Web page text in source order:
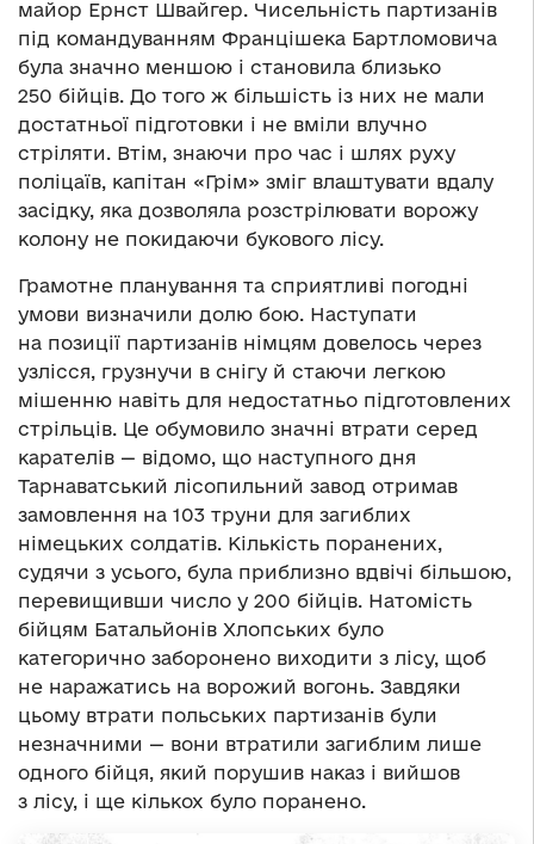
майор Ернст Швайгер. Чисельність партизанів
під командуванням Францішека Бартломовича
була значно меншою і становила близько
250 бійців. До того ж більшість із них не мали
достатньої підготовки і не вміли влучно
стріляти. Втім, знаючи про час і шлях руху
поліцаїв, капітан «Грім» зміг влаштувати вдалу
засідку, яка дозволяла розстрілювати ворожу
колону не покидаючи букового лісу.
Грамотне планування та сприятливі погодні
умови визначили долю бою. Наступати
на позиції партизанів німцям довелось через
узлісся, грузнучи в снігу й стаючи легкою
мішенню навіть для недостатньо підготовлених
стрільців. Це обумовило значні втрати серед
карателів — відомо, що наступного дня
Тарнаватський лісопильний завод отримав
замовлення на 103 труни для загиблих
німецьких солдатів. Кількість поранених,
судячи з усього, була приблизно вдвічі більшою,
перевищивши число у 200 бійців. Натомість
бійцям Батальйонів Хлопських було
категорично заборонено виходити з лісу, щоб
не наражатись на ворожий вогонь. Завдяки
цьому втрати польських партизанів були
незначними — вони втратили загиблим лише
одного бійця, який порушив наказ і вийшов
з лісу, і ще кількох було поранено.